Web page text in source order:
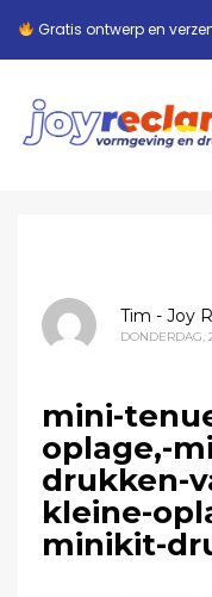
Gratis ontwerp en
Tim - Joy
DONDERDAG,
mini-
oplage,-
drukken-
kleine-
minikit-